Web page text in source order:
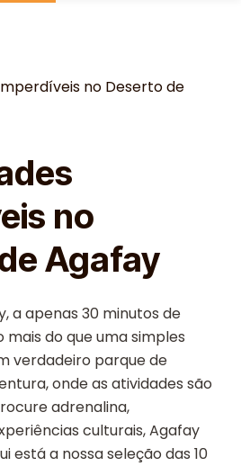
no Deserto de
no
Agafay
a apenas 30 minutos de
mais do que uma simples
verdadeiro parque de
onde as atividades são
adrenalina,
culturais, Agafay
está a nossa seleção das 10